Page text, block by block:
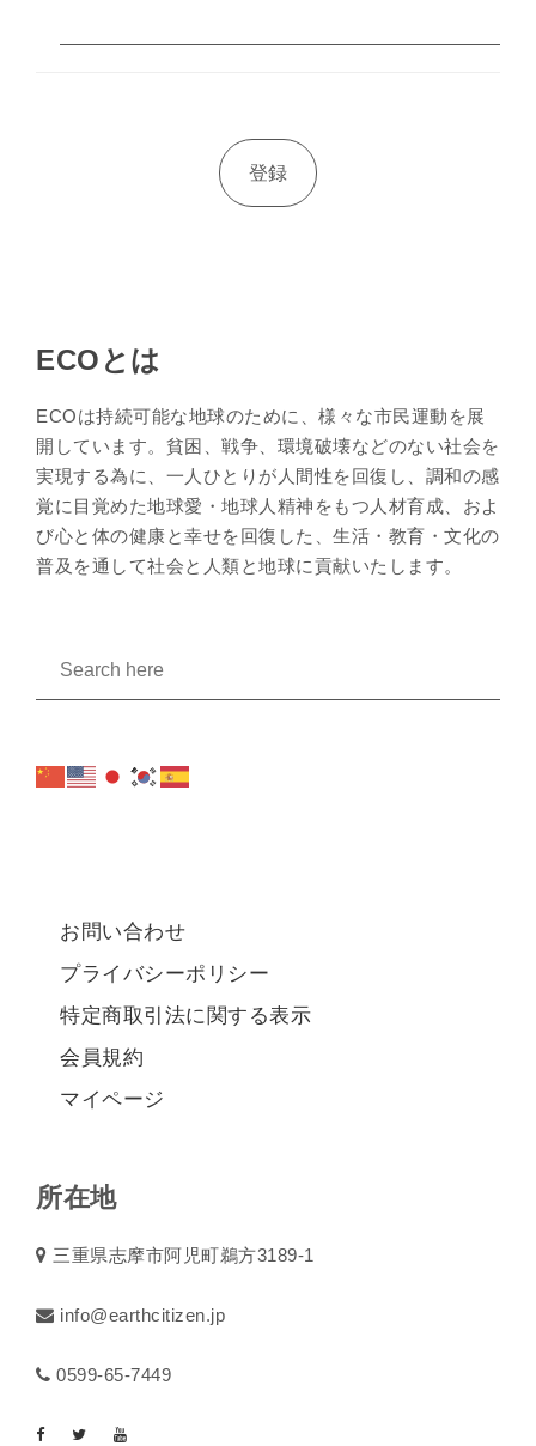
ECOとは
ECOは持続可能な地球のために、様々な市民運動を展
開しています。貧困、戦争、環境破壊などのない社会を
実現する為に、一人ひとりが人間性を回復し、調和の感
覚に目覚めた地球愛・地球人精神をもつ人材育成、およ
び心と体の健康と幸せを回復した、生活・教育・文化の
普及を通して社会と人類と地球に貢献いたします。
お問い合わせ
プライバシーポリシー
特定商取引法に関する表示
会員規約
マイページ
所在地
三重県志摩市阿児町鵜方3189-1
info@earthcitizen.jp
0599-65-7449